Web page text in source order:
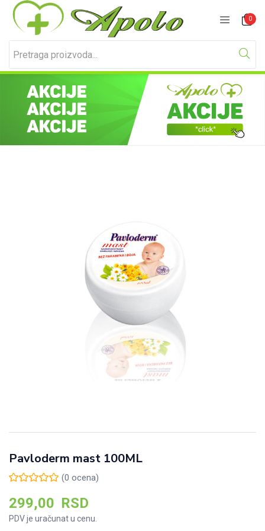
0
Prijavite se Registracija
Unesite svoje korisničko ime i lozinku za prijavu.
Pavloderm mast 100ML
(0 ocena)
299,00 RSD
PDV je uračunat u cenu.